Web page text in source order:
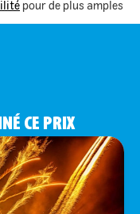
CE PRIX
pour de plus amples